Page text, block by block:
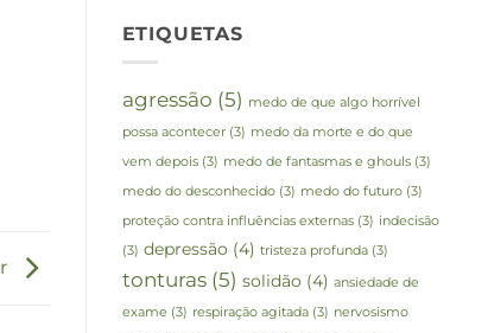
ETIQUETAS
agressão (5) medo de que algo horrível
possa acontecer(3) medo da morte e do que
vem depois(3) medo de fantasmas e ghouls(3)
medo do desconhecido(3) medo do futuro(3)
proteção contra influências externas(3) indecisão
(3) depressão (4) tristeza profunda(3)
tonturas(5) solidão (4) ansiedade de
exame (3) respiração agitada(3) nervosismo